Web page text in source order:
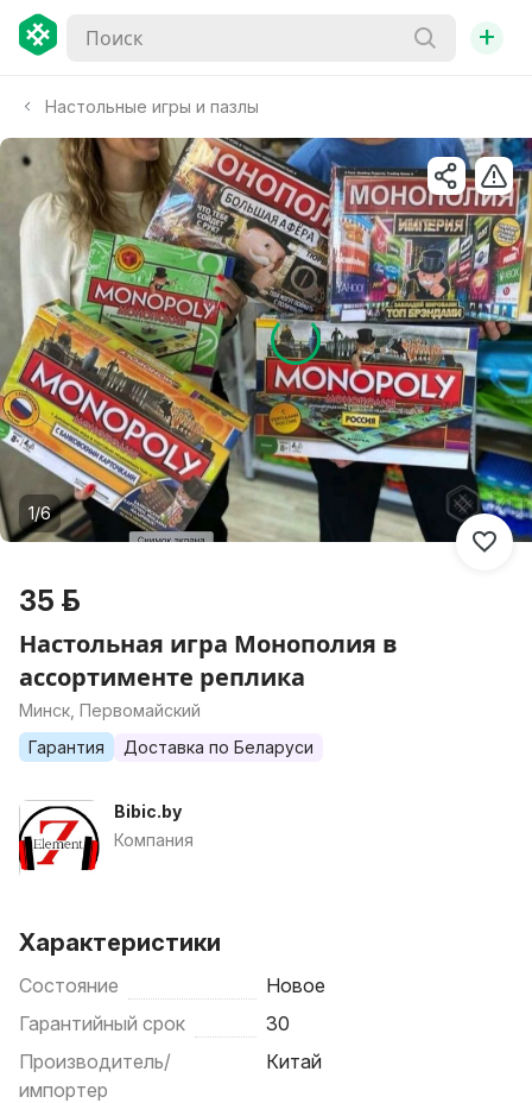
+
Настольные игры и пазлы
1/6
35 р.
Настольная игра Монополия в
ассортименте реплика
Минск, Первомайский
Гарантия
Доставка по Беларуси
Bibic.by
Компания
Характеристики
Состояние
Новое
Гарантийный срок
30
Производитель/
импортер
Китай